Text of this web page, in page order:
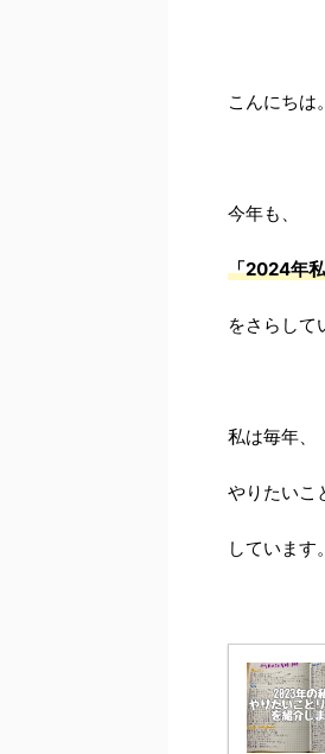
こんにちは
今年も、
「2024年
をさらして
私は毎年、
やりたいこ
しています。